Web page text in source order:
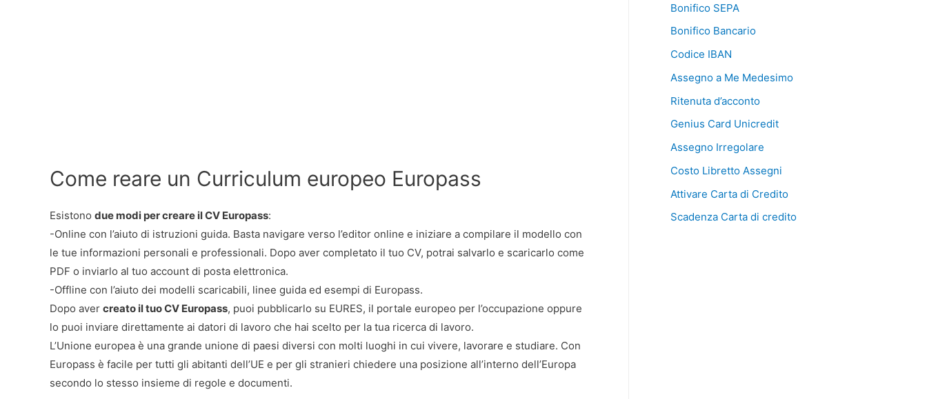
Come reare un Curriculum europeo Europass
Esistono due modi per creare il CV Europass:
-Online con l’aiuto di istruzioni guida. Basta navigare verso l’editor online e iniziare a compilare il modello con
le tue informazioni personali e professionali. Dopo aver completato il tuo CV, potrai salvarlo e scaricarlo come
PDF o inviarlo al tuo account di posta elettronica.
-Offline con l’aiuto dei modelli scaricabili, linee guida ed esempi di Europass.
Dopo aver creato il tuo CV Europass, puoi pubblicarlo su EURES, il portale europeo per l’occupazione oppure
lo puoi inviare direttamente ai datori di lavoro che hai scelto per la tua ricerca di lavoro.
L’Unione europea è una grande unione di paesi diversi con molti luoghi in cui vivere, lavorare e studiare. Con
Europass è facile per tutti gli abitanti dell’UE e per gli stranieri chiedere una posizione all’interno dell’Europa
secondo lo stesso insieme di regole e documenti.
Bonifico SEPA
Bonifico Bancario
Codice IBAN
Assegno a Me Medesimo
Ritenuta d’acconto
Genius Card Unicredit
Assegno Irregolare
Costo Libretto Assegni
Attivare Carta di Credito
Scadenza Carta di credito